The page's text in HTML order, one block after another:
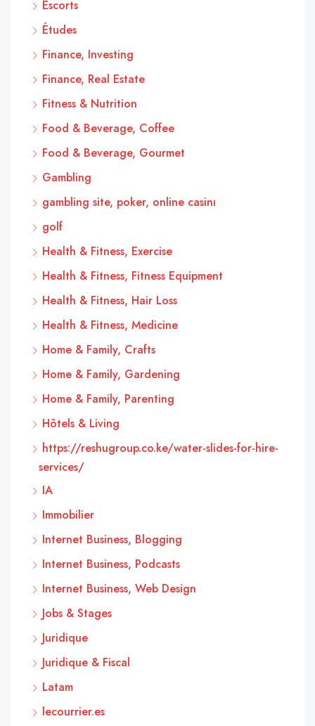
Escorts
Études
Finance, Investing
Finance, Real Estate
Fitness & Nutrition
Food & Beverage, Coffee
Food & Beverage, Gourmet
Gambling
gambling site, poker, online casinı
golf
Health & Fitness, Exercise
Health & Fitness, Fitness Equipment
Health & Fitness, Hair Loss
Health & Fitness, Medicine
Home & Family, Crafts
Home & Family, Gardening
Home & Family, Parenting
Hôtels & Living
https://reshugroup.co.ke/water-slides-for-hire-
services/
IA
Immobilier
Internet Business, Blogging
Internet Business, Podcasts
Internet Business, Web Design
Jobs & Stages
Juridique
Juridique & Fiscal
Latam
lecourrier.es